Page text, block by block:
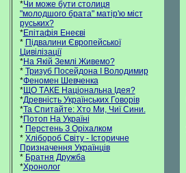
*Чи може бути столиця
"молодшого брата" матір'ю міст
руських?
*Епітафія Енеєві
* Підвалини Європейської
Цивілізації
*На Якій Землі Живемо?
* Тризуб Посейдона І Володимир
*Феномен Шевченка
*ЩО ТАКЕ Національна Ідея?
*Древність Українських Говорів
*Та Спитайте: Хто Ми, Чиї Сини.
*Потоп На Україні
* Перстень З Оріхалком
* Хлібороб Світу - Історичне
Призначення Українців
* Братня Дружба
*Хронолог